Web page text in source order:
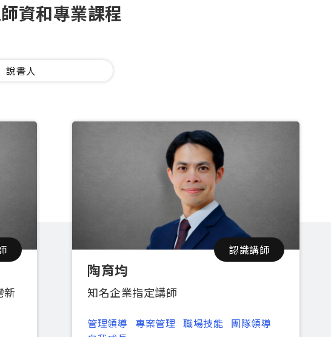
資和專業課程
說書人
新
認識講師
陶育均
知名企業指定講師
管理領導 專案管理 職場技能 團隊領導